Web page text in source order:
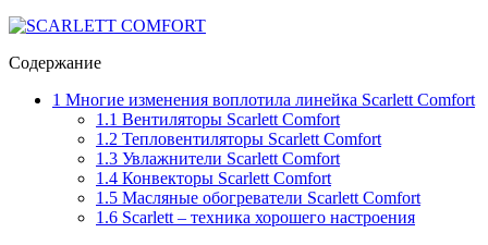
Содержание
1 Многие изменения воплотила линейка Scarlett Comfort
1.1 Вентиляторы Scarlett Comfort
1.2 Тепловентиляторы Scarlett Comfort
1.3 Увлажнители Scarlett Comfort
1.4 Конвекторы Scarlett Comfort
1.5 Масляные обогреватели Scarlett Comfort
1.6 Scarlett – техника хорошего настроения